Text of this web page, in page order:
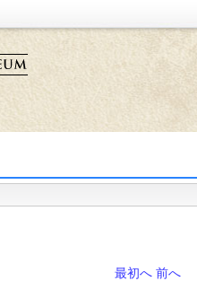
最初へ 前へ